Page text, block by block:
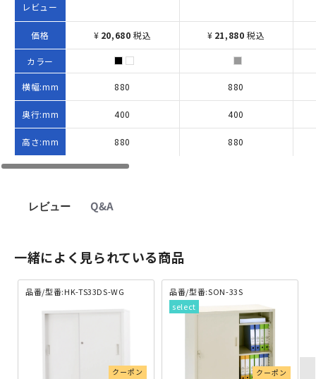
レビュー
価格
カラー
横幅:mm
奥行:mm
高さ:mm
¥ 20,680 税込
880
400
880
¥ 21,880 税込
880
400
880
レビュー Q&A
一緒によく見られている商品
品番/型番:HK-TS33DS-WG
クーポン
品番/型番:SON-33S
クーポン